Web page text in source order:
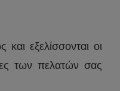
εξελίσσονται οι
των πελατών σας